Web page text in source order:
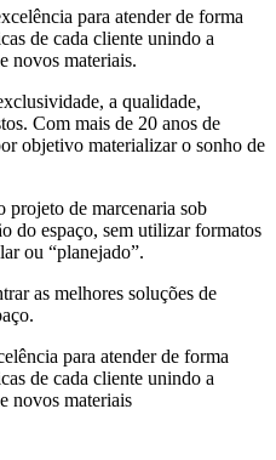
para atender de forma
de cada cliente unindo a
novos materiais.
a qualidade,
Com mais de 20 anos de
objetivo materializar o sonho de
projeto de marcenaria sob
do espaço, sem utilizar formatos
ou “planejado”.
as melhores soluções de
para atender de forma
de cada cliente unindo a
novos materiais